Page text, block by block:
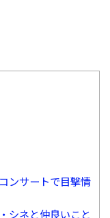
ンサートで目撃情